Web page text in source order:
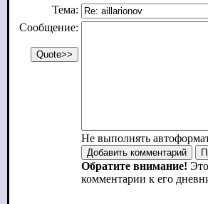
Тема:
Сообщение:
Не выполнять
Обратите внимание!
комментарии к его